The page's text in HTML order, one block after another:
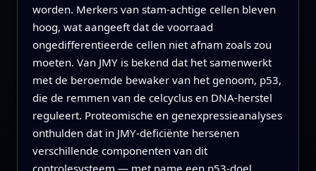
worden. Merkers van stam-achtige cellen bleven
hoog, wat aangeeft dat de voorraad
ongedifferentieerde cellen niet afnam zoals zou
moeten. Van JMY is bekend dat het samenwerkt
met de beroemde bewaker van het genoom, p53,
die de remmen van de celcyclus en DNA-herstel
reguleert. Proteomische en genexpressieanalyses
onthulden dat in JMY-deficiënte hersenen
verschillende componenten van dit